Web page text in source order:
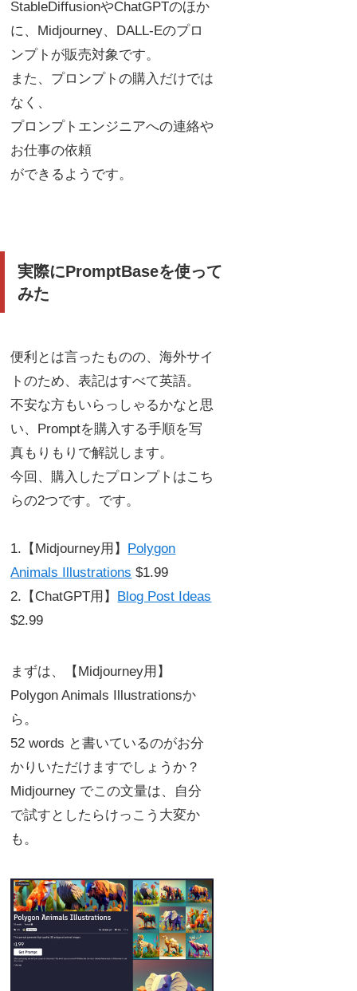
StableDiffusionやChatGPTのほか
に、Midjourney、DALL-Eのプロ
ンプトが販売対象です。
また、プロンプトの購入だけでは
なく、
プロンプトエンジニアへの連絡や
お仕事の依頼
ができるようです。
実際にPromptBaseを使って
みた
便利とは言ったものの、海外サイ
トのため、表記はすべて英語。
不安な方もいらっしゃるかなと思
い、Promptを購入する手順を写
真もりもりで解説します。
今回、購入したプロンプトはこち
らの2つです。です。
1.【Midjourney用】 Polygon
Animals Illustrations $1.99
2.【ChatGPT用】 Blog Post Ideas
$2.99
まずは、【Midjourney用】
Polygon Animals Illustrationsか
ら。
52 words と書いているのがお分
かりいただけますでしょうか？
Midjourney でこの文量は、自分
で試すとしたらけっこう大変か
も。